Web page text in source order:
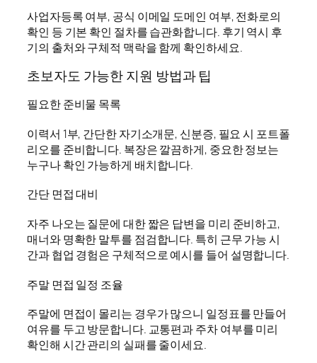
사업자등록 여부, 공식 이메일 도메인 여부, 전화로의
확인 등 기본 확인 절차를 습관화합니다. 후기 역시 후
기의 출처와 구체적 맥락을 함께 확인하세요.
초보자도 가능한 지원 방법과 팁
필요한 준비물 목록
이력서 1부, 간단한 자기소개문, 신분증, 필요 시 포트폴
리오를 준비합니다. 복장은 깔끔하게, 중요한 정보는
누구나 확인 가능하게 배치합니다.
간단 면접 대비
자주 나오는 질문에 대한 짧은 답변을 미리 준비하고,
매너와 명확한 말투를 점검합니다. 특히 근무 가능 시
간과 협업 경험은 구체적으로 예시를 들어 설명합니다.
주말 면접 일정 조율
주말에 면접이 몰리는 경우가 많으니 일정표를 만들어
여유를 두고 방문합니다. 교통편과 주차 여부를 미리
확인해 시간 관리의 실패를 줄이세요.